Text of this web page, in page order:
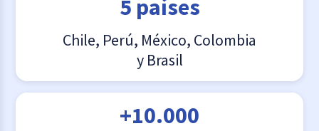
5 países
Chile, Perú, México, Colombia
y Brasil
+10.000